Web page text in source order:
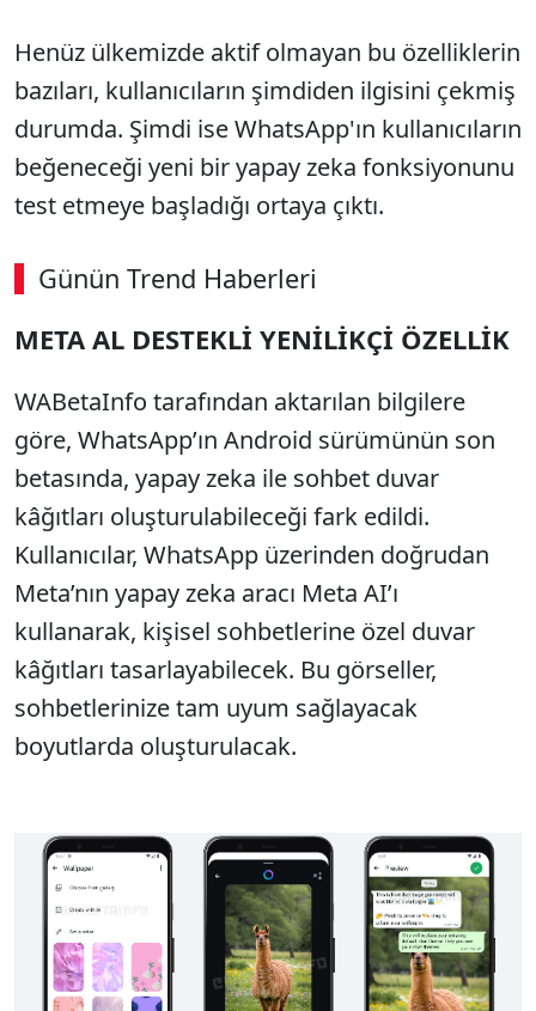
Henüz ülkemizde aktif olmayan bu özelliklerin
bazıları, kullanıcıların şimdiden ilgisini çekmiş
durumda. Şimdi ise WhatsApp'ın kullanıcıların
beğeneceği yeni bir yapay zeka fonksiyonunu
test etmeye başladığı ortaya çıktı.
Günün Trend Haberleri
SÖZCÜ SON DAKİKA
META AL DESTEKLİ YENİLİKÇİ ÖZELLİK
WABetaInfo tarafından aktarılan bilgilere
göre, WhatsApp’ın Android sürümünün son
betasında, yapay zeka ile sohbet duvar
kâğıtları oluşturulabileceği fark edildi.
Kullanıcılar, WhatsApp üzerinden doğrudan
Meta’nın yapay zeka aracı Meta AI’ı
kullanarak, kişisel sohbetlerine özel duvar
kâğıtları tasarlayabilecek. Bu görseller,
sohbetlerinize tam uyum sağlayacak
boyutlarda oluşturulacak.